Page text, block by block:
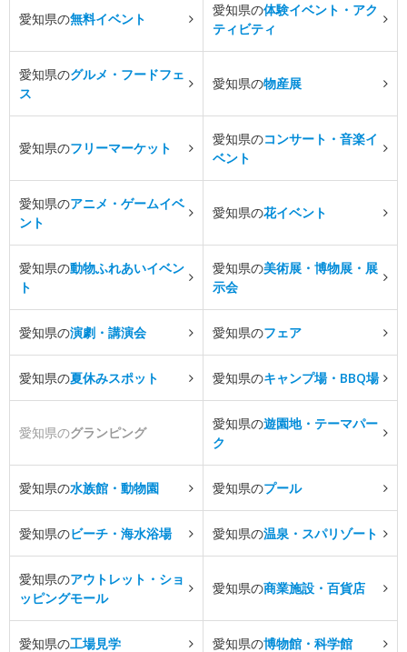
愛知県の無料イベント
愛知県の体験イベント・アク
ティビティ
愛知県のグルメ・フードフェ
ス
愛知県の物産展
愛知県のフリーマーケット
愛知県のコンサート・音楽イ
ベント
愛知県のアニメ・ゲームイベ
ント
愛知県の花イベント
愛知県の動物ふれあいイベン
ト
愛知県の美術展・博物展・展
示会
愛知県の演劇・講演会 愛知県のフェア
愛知県の夏休みスポット 愛知県のキャンプ場・BBQ場
愛知県のグランピング
愛知県の遊園地・テーマパー
ク
愛知県の水族館・動物園 愛知県のプール
愛知県のビーチ・海水浴場 愛知県の温泉・スパリゾート
愛知県のアウトレット・ショ
ッピングモール
愛知県の商業施設・百貨店
愛知県の工場見学 愛知県の博物館・科学館